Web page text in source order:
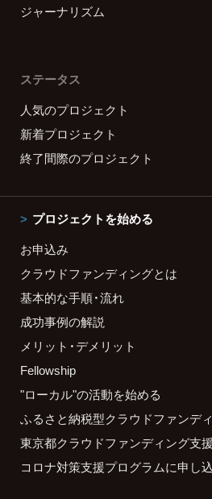
ジャーナリズム
ステータス
人気のプロジェクト
新着プロジェクト
終了間際のプロジェクト
プロジェクトを始める
お申込み
クラウドファンディングとは
基本的な手順・流れ
成功事例の解説
メリット・デメリット
Fellowship
"ローカル"の活動を始める
ふるさと納税型クラウドファンデ
東京都クラウドファンディング支
コロナ対策支援プログラムに申し